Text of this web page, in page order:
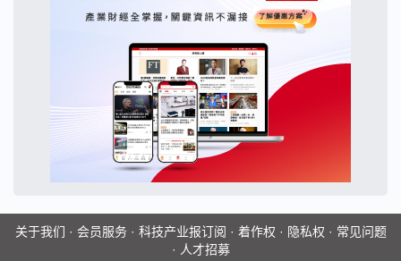
关于我们 · 会员服务· 科技产业报订阅 · 着作权 · 隐私权 · 常见问题
· 人才招募